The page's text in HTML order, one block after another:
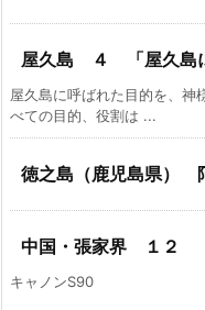
屋久島 ４ 「屋久島
屋久島に呼ばれた目的を、神
べての目的、役割は ...
徳之島（鹿児島県）
中国・張家界 １２
キャノンS90